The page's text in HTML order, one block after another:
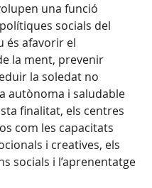
una funció
socials del
és afavorir el
la ment, prevenir
la soledat no
autònoma i saludable
finalitat, els centres
com les capacitats
i creatives, els
socials i l’aprenentatge